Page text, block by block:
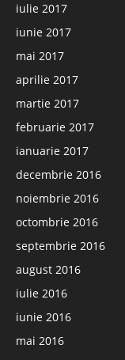
iulie 2017
iunie 2017
mai 2017
aprilie 2017
martie 2017
februarie 2017
ianuarie 2017
decembrie 2016
noiembrie 2016
octombrie 2016
septembrie 2016
august 2016
iulie 2016
iunie 2016
mai 2016